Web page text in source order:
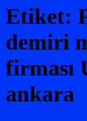
Etiket:
demiri
firması
ankara